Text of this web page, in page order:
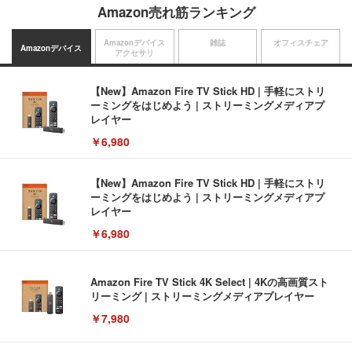
Amazon売れ筋ランキング
Amazonデバイス
【New】Amazon Fire TV Stick HD | 手軽にストリ
ーミングをはじめよう | ストリーミングメディアプ
レイヤー
￥6,980
【New】Amazon Fire TV Stick HD | 手軽にストリ
ーミングをはじめよう | ストリーミングメディアプ
レイヤー
￥6,980
Amazon Fire TV Stick 4K Select | 4Kの高画質スト
リーミング | ストリーミングメディアプレイヤー
￥7,980
Amazonデバイス
アクセサリ
雑誌 オフィスチェア